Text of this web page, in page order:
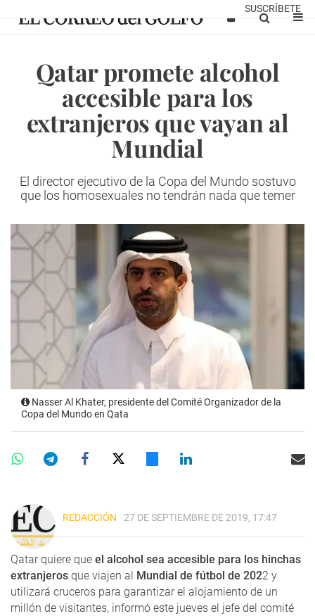
SUSCRÍBETE
Qatar promete alcohol
accesible para los
extranjeros que vayan al
Mundial
El director ejecutivo de la Copa del Mundo sostuvo
que los homosexuales no tendrán nada que temer
Nasser Al Khater, presidente del Comité Organizador de la
Copa del Mundo en Qata
REDACCIÓN 27 DE SEPTIEMBRE DE 2019, 17:47
Qatar quiere que el alcohol sea accesible para los hinchas
extranjeros que viajen al Mundial de fútbol de 2022 y
utilizará cruceros para garantizar el alojamiento de un
millón de visitantes, informó este jueves el jefe del comité